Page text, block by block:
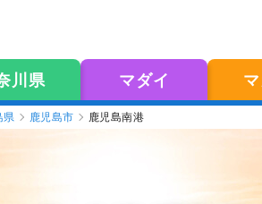
川県 マダイ
県 鹿児島市 鹿児島南港